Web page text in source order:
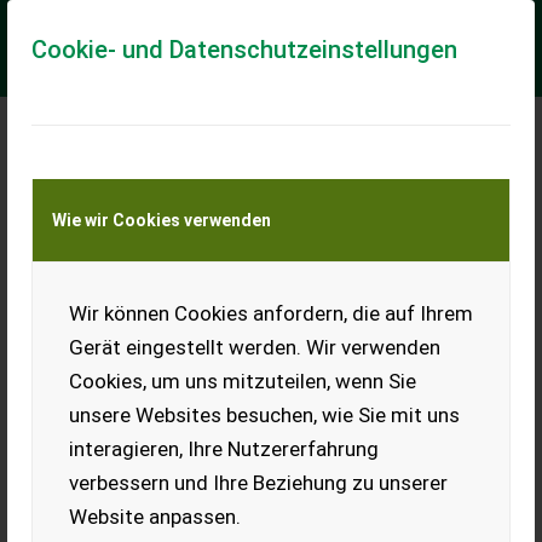
Cookie- und Datenschutzeinstellungen
Wie wir Cookies verwenden
Wir können Cookies anfordern, die auf Ihrem
Gerät eingestellt werden. Wir verwenden
Cookies, um uns mitzuteilen, wenn Sie
unsere Websites besuchen, wie Sie mit uns
interagieren, Ihre Nutzererfahrung
verbessern und Ihre Beziehung zu unserer
Website anpassen.
Meine Transportkostenanfrage
Transport von Land- und Baumaschinen –
KEINE Tiertransporte
Hofman Sägespaltautomat HOFMAN PERO RCS
20T D NEU
TECHNISCHE DATEN & AUSSTATTUNG - Spaltkraft: 20 t -
Zykluszeit: 6–12 Sekunden - Abförderband (LxBxH): 320 x 25 x
220 cm - Zuführförderband: 84 cm ...
EUR 9.970 inkl. 22 % MwSt.